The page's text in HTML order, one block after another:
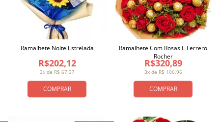
COMPRAR
3x de R$ 67,37
R$202,12
Ramalhete Noite Estrelada
COMPRAR
3x de R$ 106,96
R$320,89
Ramalhete Com Rosas E Ferrero
Rocher